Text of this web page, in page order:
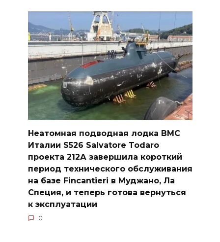
Неатомная подводная лодка ВМС
Италии S526 Salvatore Todaro
проекта 212А завершила короткий
период технического обслуживания
на базе Fincantieri в Муджано, Ла
Специя, и теперь готова вернуться
к эксплуатации
0